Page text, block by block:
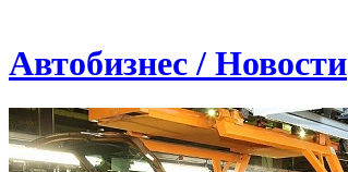
Автобизнес / Новости